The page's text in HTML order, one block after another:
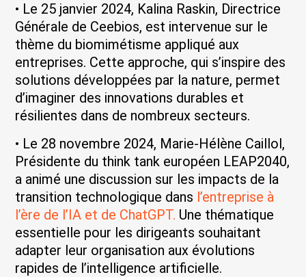
• Le 25 janvier 2024, Kalina Raskin, Directrice
Générale de Ceebios, est intervenue sur le
thème du biomimétisme appliqué aux
entreprises. Cette approche, qui s’inspire des
solutions développées par la nature, permet
d’imaginer des innovations durables et
résilientes dans de nombreux secteurs.
• Le 28 novembre 2024, Marie-Hélène Caillol,
Présidente du think tank européen LEAP2040,
a animé une discussion sur les impacts de la
transition technologique dans l’entreprise à
l’ère de l’IA et de ChatGPT. Une thématique
essentielle pour les dirigeants souhaitant
adapter leur organisation aux évolutions
rapides de l’intelligence artificielle.